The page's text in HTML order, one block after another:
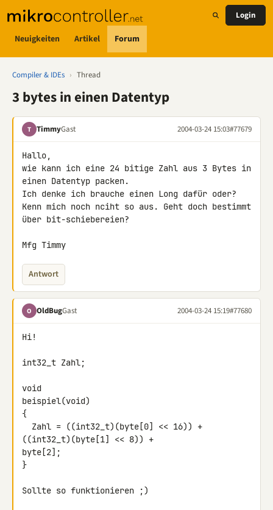
Neuigkeiten Artikel Forum
Login
Compiler & IDEs › Thread
3 bytes in einen Datentyp
T TimmyGast 2004-03-24 15:03#77679
Hallo,
wie kann ich eine 24 bitige Zahl aus 3 Bytes in
einen Datentyp packen.
Ich denke ich brauche einen Long dafür oder?
Kenn mich noch nciht so aus. Geht doch bestimmt
über bit-schiebereien?
Mfg Timmy
Antwort
O OldBugGast 2004-03-24 15:19#77680
Hi!
int32_t Zahl;
void
beispiel(void)
{
((int32_t)(byte[1] << 8)) +
byte[2];
}
Sollte so funktionieren ;)